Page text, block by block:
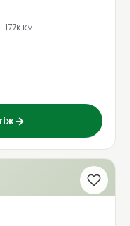
177к км
→